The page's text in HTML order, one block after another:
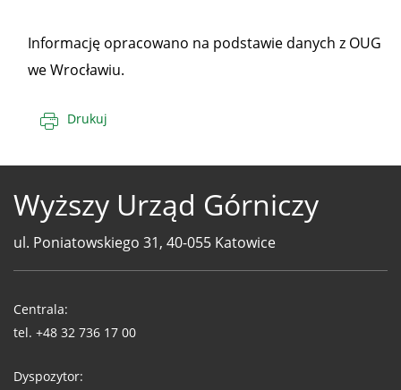
Informację opracowano na podstawie danych z OUG
we Wrocławiu.
Drukuj
Wyższy Urząd Górniczy
ul. Poniatowskiego 31, 40-055 Katowice
WUG
Centrala:
tel. +48 32 736 17 00
Dyspozytor: